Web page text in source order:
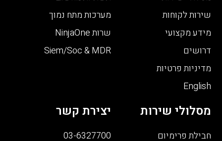
שירות לקוחות
מידע מקצועי
דרושים
מדיניות פרטיות
English
מערכות מתח נמוך
שרות NinjaOne
Siem/Soc & MDR
מסלולי שירות
חבילת פרימיום
יצירת קשר
03-6327700